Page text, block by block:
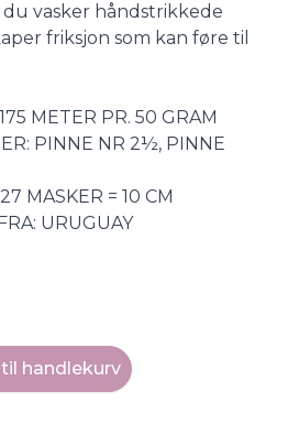
du vasker håndstrikkede
friksjon som kan føre til
METER PR. 50 GRAM
PINNE NR 2½, PINNE
MASKER = 10 CM
URUGUAY
handlekurv